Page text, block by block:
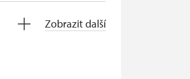
Zobrazit další